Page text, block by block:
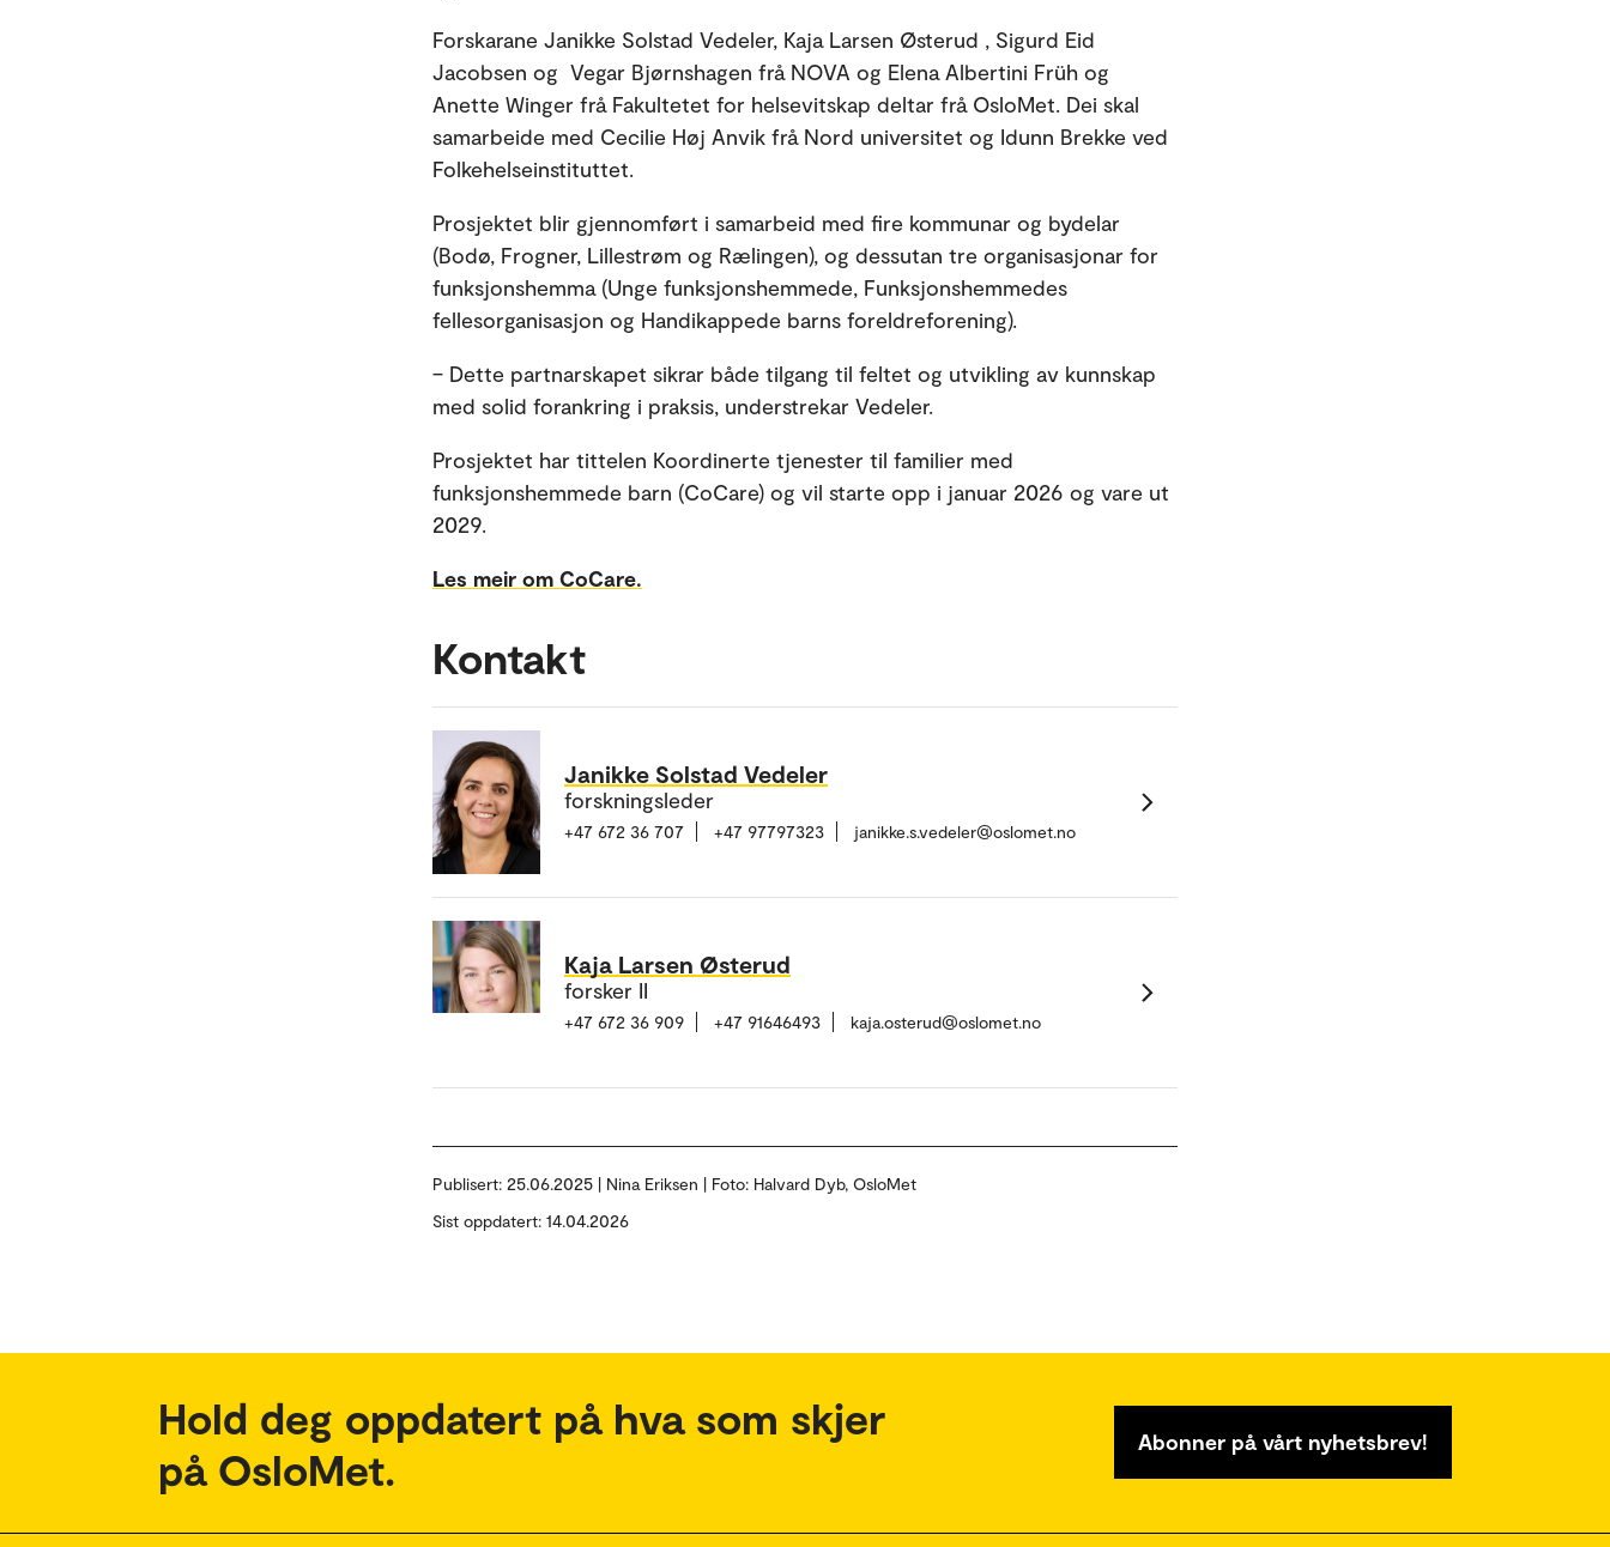
Forskarane Janikke Solstad Vedeler, Kaja Larsen Østerud , Sigurd Eid
Jacobsen og Vegar Bjørnshagen frå NOVA og Elena Albertini Früh og
Anette Winger frå Fakultetet for helsevitskap deltar frå OsloMet. Dei skal
samarbeide med Cecilie Høj Anvik frå Nord universitet og Idunn Brekke ved
Folkehelseinstituttet.
Prosjektet blir gjennomført i samarbeid med fire kommunar og bydelar
(Bodø, Frogner, Lillestrøm og Rælingen), og dessutan tre organisasjonar for
funksjonshemma (Unge funksjonshemmede, Funksjonshemmedes
fellesorganisasjon og Handikappede barns foreldreforening).
– Dette partnarskapet sikrar både tilgang til feltet og utvikling av kunnskap
med solid forankring i praksis, understrekar Vedeler.
Prosjektet har tittelen Koordinerte tjenester til familier med
funksjonshemmede barn (CoCare) og vil starte opp i januar 2026 og vare ut
2029.
Les meir om CoCare.
Kontakt
Janikke Solstad Vedeler
forskningsleder
+47 672 36 707 +47 97797323 janikke.s.vedeler@oslomet.no
Kaja Larsen Østerud
forsker II
+47 672 36 909 +47 91646493 kaja.osterud@oslomet.no
Publisert: 25.06.2025 | Nina Eriksen | Foto: Halvard Dyb, OsloMet
Sist oppdatert: 14.04.2026
Hold deg oppdatert på hva som skjer
på OsloMet.
Abonner på vårt nyhetsbrev!